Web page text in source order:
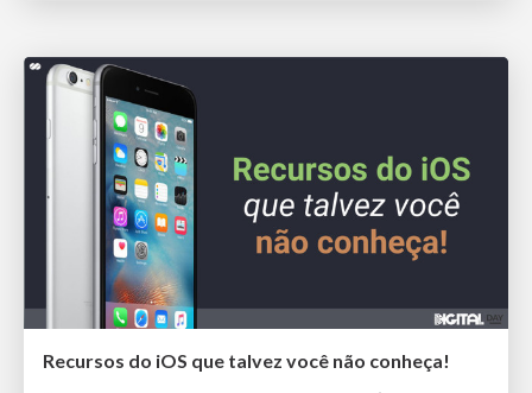
Recursos do iOS que talvez você não conheça!